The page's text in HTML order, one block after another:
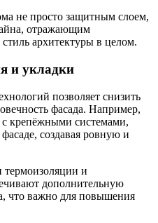
не просто защитным слоем,
отражающим
архитектуры в целом.
и укладки
позволяет снизить
фасада. Например,
крепёжными системами,
создавая ровную и
термоизоляции и
дополнительную
что важно для повышения